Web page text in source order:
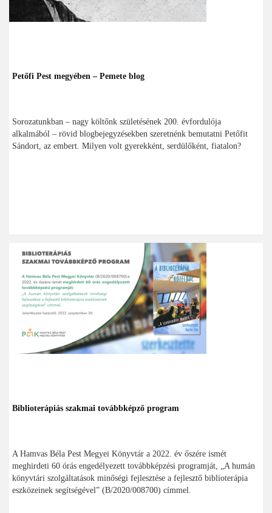
Petőfi Pest megyében – Pemete blog
Sorozatunkban – nagy költőnk születésének 200. évfordulója
alkalmából – rövid blogbejegyzésekben szeretnénk bemutatni Petőfit
Sándort, az embert. Milyen volt gyerekként, serdülőként, fiatalon?
Biblioterápiás szakmai továbbképző program
A Hamvas Béla Pest Megyei Könyvtár a 2022. év őszére ismét
meghirdeti 60 órás engedélyezett továbbképzési programját, „A humán
könyvtári szolgáltatások minőségi fejlesztése a fejlesztő biblioterápia
eszközeinek segítségével” (B/2020/008700) címmel.